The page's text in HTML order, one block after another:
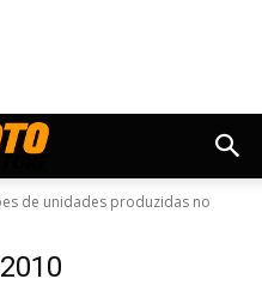
de unidades produzidas no